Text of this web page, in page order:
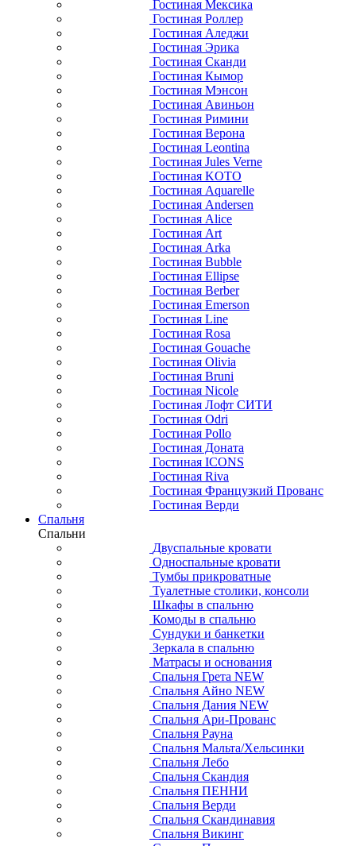
Гостиная Мексика
Гостиная Роллер
Гостиная Аледжи
Гостиная Эрика
Гостиная Сканди
Гостиная Кымор
Гостиная Мэнсон
Гостиная Авиньон
Гостиная Римини
Гостиная Верона
Гостиная Leontina
Гостиная Jules Verne
Гостиная KOTO
Гостиная Aquarelle
Гостиная Andersen
Гостиная Alice
Гостиная Art
Гостиная Arka
Гостиная Bubble
Гостиная Ellipse
Гостиная Berber
Гостиная Emerson
Гостиная Line
Гостиная Rosa
Гостиная Gouache
Гостиная Olivia
Гостиная Bruni
Гостиная Nicole
Гостиная Лофт СИТИ
Гостиная Odri
Гостиная Pollo
Гостиная Доната
Гостиная ICONS
Гостиная Riva
Гостиная Французкий Прованс
Гостиная Верди
Спальня
Спальни
Двуспальные кровати
Односпальные кровати
Тумбы прикроватные
Туалетные столики, консоли
Шкафы в спальню
Комоды в спальню
Сундуки и банкетки
Зеркала в спальню
Матрасы и основания
Спальня Грета NEW
Спальня Айно NEW
Спальня Дания NEW
Спальня Ари-Прованс
Спальня Рауна
Спальня Мальта/Хельсинки
Спальня Лебо
Спальня Скандия
Спальня ПЕННИ
Спальня Верди
Спальня Скандинавия
Спальня Викинг